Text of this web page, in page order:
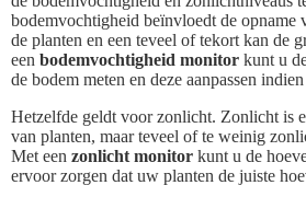
bodemvochtigheid beïnvloedt de opname
de planten en een teveel of tekort kan de
een bodemvochtigheid monitor kunt u
de bodem meten en deze aanpassen
Hetzelfde geldt voor zonlicht. Zonlicht is
van planten, maar teveel of te weinig
Met een zonlicht monitor kunt u de
ervoor zorgen dat uw planten de juiste